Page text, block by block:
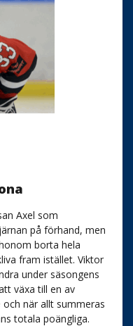
Axel som
på förhand, men
borta hela
fram istället. Viktor
under säsongens
växa till en av
och när allt summeras
totala poängliga.